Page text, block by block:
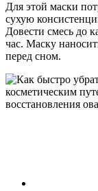
Для этой маски
сухую
Довести смесь до
час. Маску
перед сном.